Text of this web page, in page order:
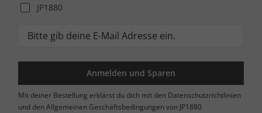
JP1880
Anmelden und Sparen
Mit deiner Bestellung erklärst du dich mit den Datenschutzrichtlinien
und den Allgemeinen Geschäftsbedingungen von JP1880